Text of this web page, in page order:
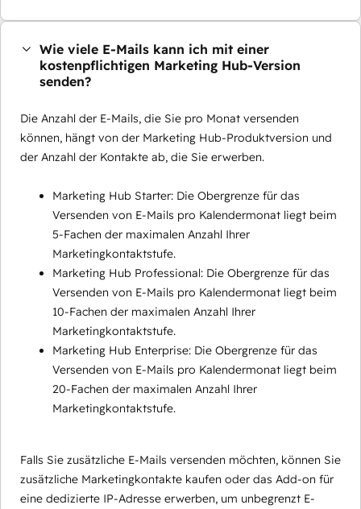
Wie viele E-Mails kann ich mit einer
kostenpflichtigen Marketing Hub-Version
senden?
Die Anzahl der E-Mails, die Sie pro Monat versenden
können, hängt von der Marketing Hub-Produktversion und
der Anzahl der Kontakte ab, die Sie erwerben.
Marketing Hub Starter: Die Obergrenze für das
Versenden von E-Mails pro Kalendermonat liegt beim
5-Fachen der maximalen Anzahl Ihrer
Marketingkontaktstufe.
Marketing Hub Professional: Die Obergrenze für das
Versenden von E-Mails pro Kalendermonat liegt beim
10-Fachen der maximalen Anzahl Ihrer
Marketingkontaktstufe.
Marketing Hub Enterprise: Die Obergrenze für das
Versenden von E-Mails pro Kalendermonat liegt beim
20-Fachen der maximalen Anzahl Ihrer
Marketingkontaktstufe.
Falls Sie zusätzliche E-Mails versenden möchten, können Sie
zusätzliche Marketingkontakte kaufen oder das Add-on für
eine dedizierte IP-Adresse erwerben, um unbegrenzt E-